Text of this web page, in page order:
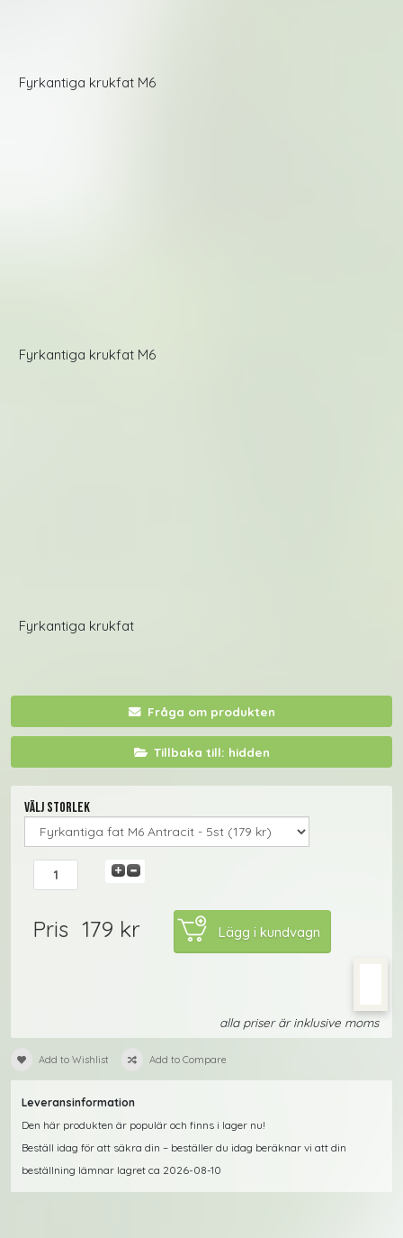
Fyrkantiga krukfat M6
Fyrkantiga krukfat M6
Fyrkantiga krukfat
Fråga om produkten
Tillbaka till: hidden
Välj storlek
Pris 179 kr
alla priser är inklusive moms
Add to Wishlist Add to Compare
Leveransinformation
Den här produkten är populär och finns i lager nu!
Beställ idag för att säkra din – beställer du idag beräknar vi att din
beställning lämnar lagret ca 2026-08-10